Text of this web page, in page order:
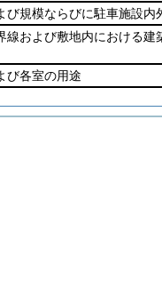
び規模ならびに駐車施設内
線および敷地内における
び各室の用途